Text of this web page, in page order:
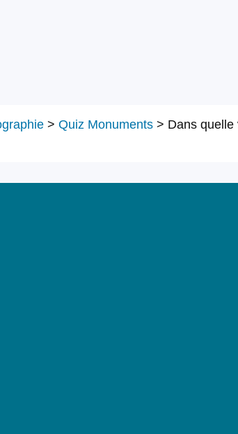
> Quiz Monuments > Dans quelle